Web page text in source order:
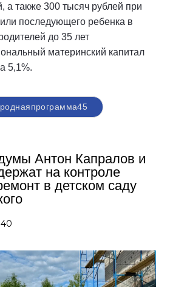
а также 300 тысяч рублей при
последующего ребенка в
до 35 лет
материнский капитал
5,1%.
Антон Капралов и
на контроле
в детском саду